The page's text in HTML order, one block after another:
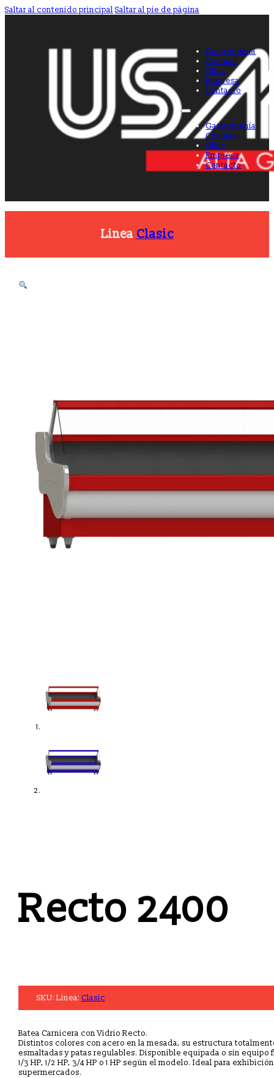
Saltar al contenido principal Saltar al pie de página
Gastronomía
Cocinas
Ollas
Empresa
Contacto
Gastronomía
Cocinas
Ollas
Empresa
Contacto
Linea Clasic
Recto 2400
SKU: Linea: Clasic
Batea Carnicera con Vidrio Recto.
Distintos colores con acero en la mesada, su estructura
esmaltadas y patas regulables. Disponible equipada o sin
1/3 HP, 1/2 HP, 3/4 HP o 1 HP según el modelo. Ideal para
supermercados.